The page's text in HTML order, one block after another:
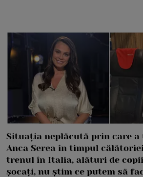
Situația neplăcută prin care
Anca Serea în timpul
trenul în Italia, alături de
șocați, nu știm ce putem să